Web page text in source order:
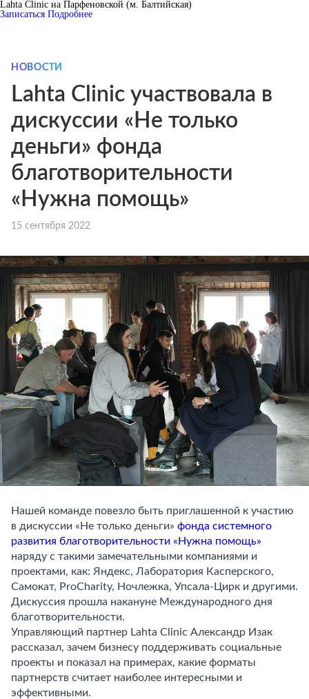
Lahta Clinic на Парфеновской (м. Балтийская)
Записаться Подробнее
НОВОСТИ
Lahta Clinic участвовала в
дискуссии «Не только
деньги» фонда
благотворительности
«Нужна помощь»
15 сентября 2022
Нашей команде повезло быть приглашенной к участию
в дискуссии «Не только деньги» фонда системного
развития благотворительности «Нужна помощь»
наряду с такими замечательными компаниями и
проектами, как: Яндекс, Лаборатория Касперского,
Самокат, ProCharity, Ночлежка, Упсала-Цирк и другими.
Дискуссия прошла накануне Международного дня
благотворительности.
Управляющий партнер Lahta Clinic Александр Изак
рассказал, зачем бизнесу поддерживать социальные
проекты и показал на примерах, какие форматы
партнерств считает наиболее интересными и
эффективными.